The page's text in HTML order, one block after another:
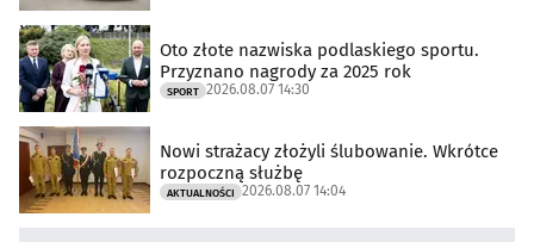
Oto złote nazwiska podlaskiego sportu.
Przyznano nagrody za 2025 rok
SPORT 2026.08.07 14:30
Nowi strażacy złożyli ślubowanie. Wkrótce
rozpoczną służbę
AKTUALNOŚCI 2026.08.07 14:04